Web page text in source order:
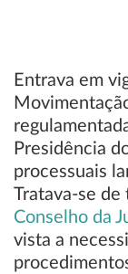
Entrava em
Presidência
processuais
Tratava-se de
Conselho da
vista a